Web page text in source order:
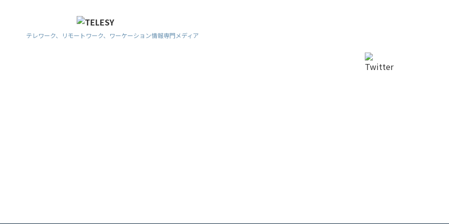
テレワーク、リモートワーク、ワーケーション情報専門メディア